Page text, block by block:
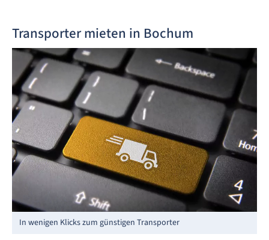
Transporter mieten in Bochum
In wenigen Klicks zum günstigen Transporter